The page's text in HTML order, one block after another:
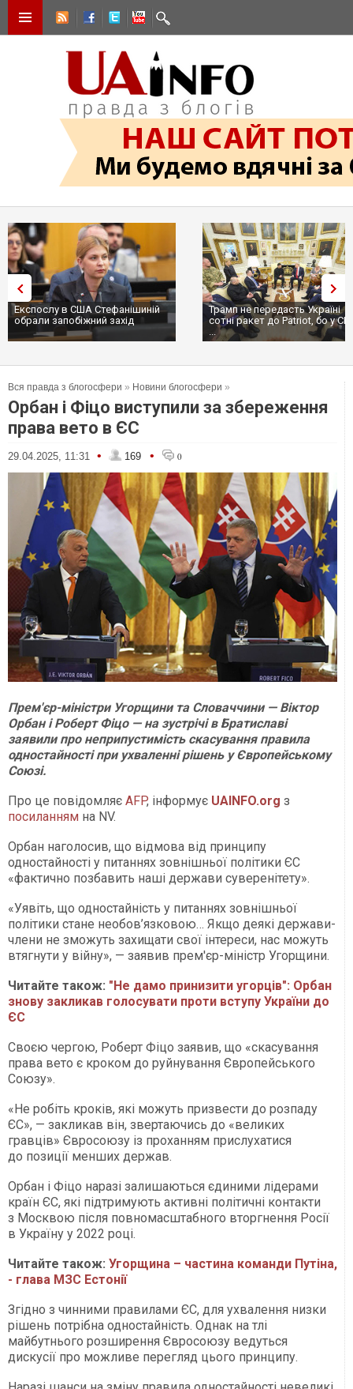
Експослу в США Стефанішиній
обрали запобіжний захід
Трамп не передасть Україні
сотні ракет до Patriot, бо у
...
Вся правда з блогосфери » Новини блогосфери »
Орбан і Фіцо виступили за збереження
права вето в ЄС
29.04.2025, 11:31 • 169 • 0
Прем'єр-міністри Угорщини та Словаччини — Віктор
Орбан і Роберт Фіцо — на зустрічі в Братиславі
заявили про неприпустимість скасування правила
одностайності при ухваленні рішень у Європейському
Союзі.
Про це повідомляє AFP, інформує UAINFO.org з
посиланням на NV.
Орбан наголосив, що відмова від принципу
одностайності у питаннях зовнішньої політики ЄС
«фактично позбавить наші держави суверенітету».
«Уявіть, що одностайність у питаннях зовнішньої
політики стане необов’язковою… Якщо деякі держави-
члени не зможуть захищати свої інтереси, нас можуть
втягнути у війну», — заявив прем'єр-міністр Угорщини.
Читайте також: "Не дамо принизити угорців": Орбан
знову закликав голосувати проти вступу України до
ЄС
Своєю чергою, Роберт Фіцо заявив, що «скасування
права вето є кроком до руйнування Європейського
Союзу».
«Не робіть кроків, які можуть призвести до розпаду
ЄС», — закликав він, звертаючись до «великих
гравців» Євросоюзу із проханням прислухатися
до позиції менших держав.
Орбан і Фіцо наразі залишаються єдиними лідерами
країн ЄС, які підтримують активні політичні контакти
з Москвою після повномасштабного вторгнення Росії
в Україну у 2022 році.
Читайте також: Угорщина – частина команди Путіна,
- глава МЗС Естонії
Згідно з чинними правилами ЄС, для ухвалення низки
рішень потрібна одностайність. Однак на тлі
майбутнього розширення Євросоюзу ведуться
дискусії про можливе перегляд цього принципу.